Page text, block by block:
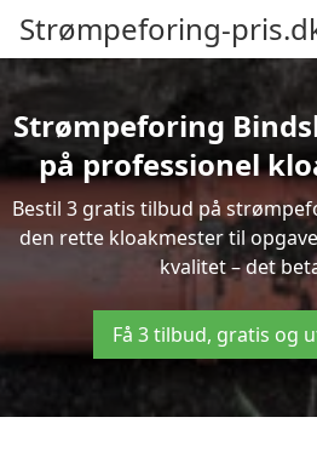
Strømpeforing-
Strømpeforing
på professionel
Bestil 3 gratis tilbud på
den rette kloakmester til
kvalitet – det
Få 3 tilbud, gratis og